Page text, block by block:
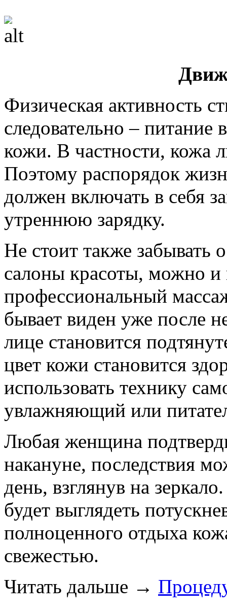
Физическая активность
следовательно – питание
кожи. В частности, кожа
Поэтому распорядок
должен включать в себя
утреннюю зарядку.
Не стоит также забывать
салоны красоты, можно и
профессиональный
бывает виден уже после
лице становится
цвет кожи становится
использовать технику
увлажняющий или
Любая женщина
накануне, последствия
день, взглянув на
будет выглядеть
полноценного отдыха
свежестью.
Читать дальше →